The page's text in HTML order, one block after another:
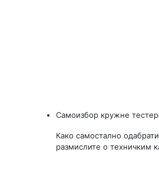
Самоизбор кружне
Како самостално
размислите о техничким